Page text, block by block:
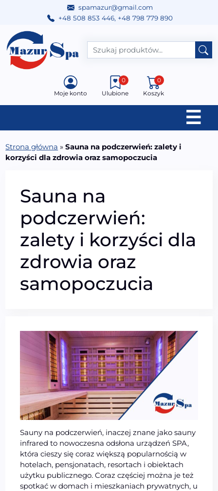
spamazur@gmail.com
+48 508 853 446, +48 798 779 890
Przejdź do treści
Main Navigation
Moje konto Ulubione
0
Koszyk
0
☰
Strona główna »Sauna na podczerwień: zalety i
korzyści dla zdrowia oraz samopoczucia
Sauna na
podczerwień:
zalety i korzyści dla
zdrowia oraz
samopoczucia
Sauny na podczerwień, inaczej znane jako sauny
infrared to nowoczesna odsłona urządzeń SPA,
która cieszy się coraz większą popularnością w
hotelach, pensjonatach, resortach i obiektach
użytku publicznego. Coraz częściej można je też
spotkać w domach i mieszkaniach prywatnych, u